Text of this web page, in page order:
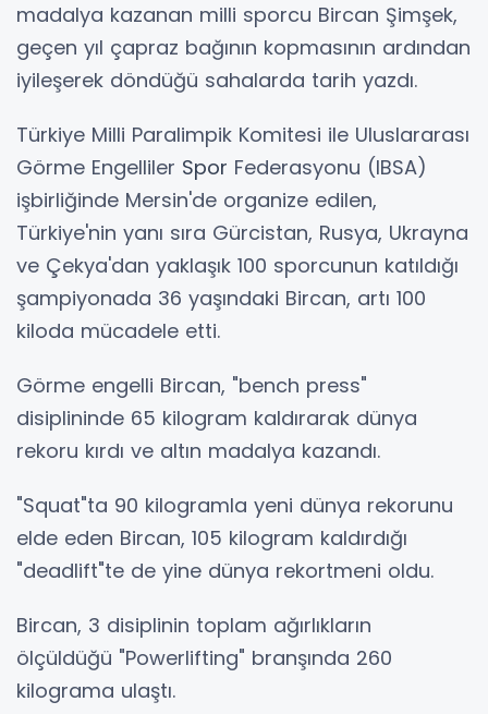
madalya kazanan milli sporcu Bircan Şimşek,
geçen yıl çapraz bağının kopmasının ardından
iyileşerek döndüğü sahalarda tarih yazdı.
Türkiye Milli Paralimpik Komitesi ile Uluslararası
Görme Engelliler Spor Federasyonu (IBSA)
işbirliğinde Mersin'de organize edilen,
Türkiye'nin yanı sıra Gürcistan, Rusya, Ukrayna
ve Çekya'dan yaklaşık 100 sporcunun katıldığı
şampiyonada 36 yaşındaki Bircan, artı 100
kiloda mücadele etti.
Görme engelli Bircan, "bench press"
disiplininde 65 kilogram kaldırarak dünya
rekoru kırdı ve altın madalya kazandı.
"Squat"ta 90 kilogramla yeni dünya rekorunu
elde eden Bircan, 105 kilogram kaldırdığı
"deadlift"te de yine dünya rekortmeni oldu.
Bircan, 3 disiplinin toplam ağırlıkların
ölçüldüğü "Powerlifting" branşında 260
kilograma ulaştı.